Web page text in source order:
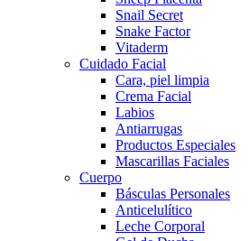
Snail Secret
Snake Factor
Vitaderm
Cuidado Facial
Cara, piel limpia
Crema Facial
Labios
Antiarrugas
Productos Especiales
Mascarillas Faciales
Cuerpo
Básculas Personales
Anticelulítico
Leche Corporal